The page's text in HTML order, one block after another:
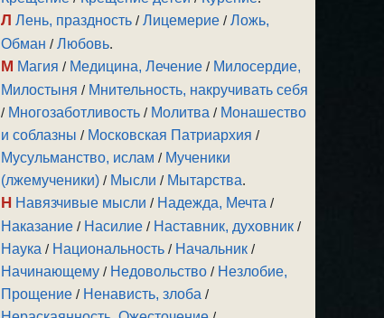
Л Лень, праздность /Лицемерие /Ложь,
Обман /Любовь.
М Магия / Медицина, Лечение / Милосердие,
Милостыня / Мнительность, накручивать себя
/ Многозаботливость / Молитва / Монашество
и соблазны / Московская Патриархия /
Мусульманство, ислам / Мученики
(лжемученики) / Мысли / Мытарства.
Н Навязчивые мысли / Надежда, Мечта /
Наказание / Насилие / Наставник, духовник /
Наука / Национальность / Начальник /
Начинающему / Недовольство / Незлобие,
Прощение / Ненависть, злоба /